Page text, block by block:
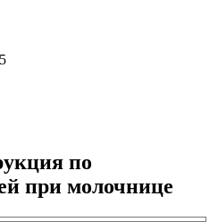
по
при молочнице